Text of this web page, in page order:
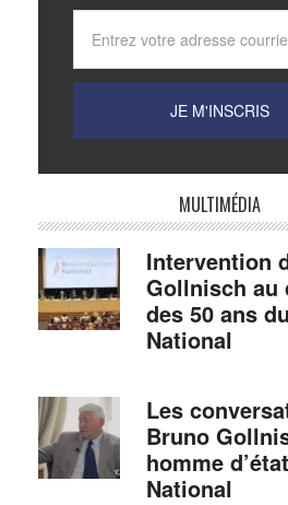
MULTIMÉDIA
Intervention
Gollnisch au
des 50 ans
National
Les
Bruno
homme
National